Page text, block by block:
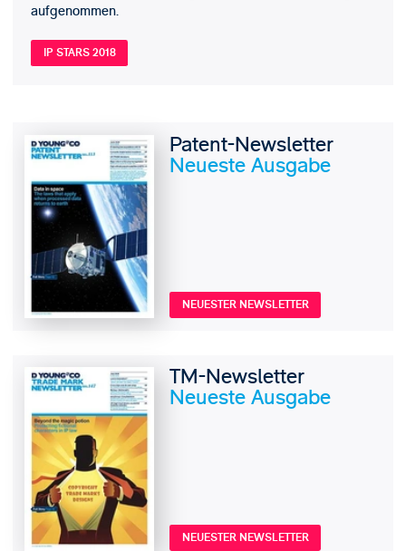
aufgenommen.
IP STARS 2018
Patent-Newsletter
Neueste Ausgabe
NEUESTER NEWSLETTER
TM-Newsletter
Neueste Ausgabe
NEUESTER NEWSLETTER